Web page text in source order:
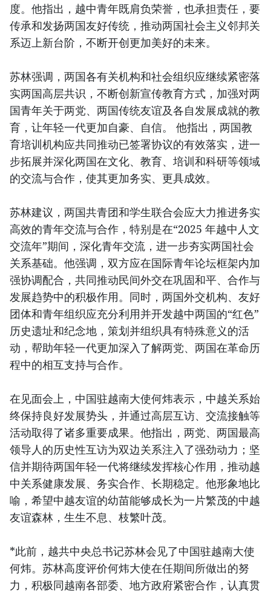
度。他指出，越中青年既肩负荣誉，也承担责任，要
传承和发扬两国友好传统，推动两国社会主义邻邦关
系迈上新台阶，不断开创更加美好的未来。
苏林强调，两国各有关机构和社会组织应继续紧密落
实两国高层共识，不断创新宣传教育方式，加强对两
国青年关于两党、两国传统友谊及各自发展成就的教
育，让年轻一代更加自豪、自信。 他指出，两国教
育培训机构应共同推动已签署协议的有效落实，进一
步拓展并深化两国在文化、教育、培训和科研等领域
的交流与合作，使其更加务实、更具成效。
苏林建议，两国共青团和学生联合会应大力推进务实
高效的青年交流与合作，特别是在“2025 年越中人文
交流年”期间，深化青年交流，进一步夯实两国社会
关系基础。他强调，双方应在国际青年论坛框架内加
强协调配合，共同推动民间外交在巩固和平、合作与
发展趋势中的积极作用。同时，两国外交机构、友好
团体和青年组织应充分利用并开发越中两国的“红色”
历史遗址和纪念地，策划并组织具有特殊意义的活
动，帮助年轻一代更加深入了解两党、两国在革命历
程中的相互支持与合作。
在见面会上，中国驻越南大使何炜表示，中越关系始
终保持良好发展势头，并通过高层互访、交流接触等
活动取得了诸多重要成果。他指出，两党、两国最高
领导人的历史性互访为双边关系注入了强劲动力；坚
信并期待两国年轻一代将继续发挥核心作用，推动越
中关系健康发展、务实合作、长期稳定。他形象地比
喻，希望中越友谊的幼苗能够成长为一片繁茂的中越
友谊森林，生生不息、枝繁叶茂。
*此前，越共中央总书记苏林会见了中国驻越南大使
何炜。苏林高度评价何炜大使在任期间所做出的努
力，积极同越南各部委、地方政府紧密合作，认真贯